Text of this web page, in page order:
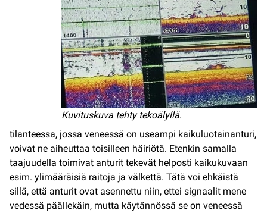
Kuvituskuva tehty tekoälyllä.
tilanteessa, jossa veneessä on useampi kaikuluotainanturi,
voivat ne aiheuttaa toisilleen häiriötä. Etenkin samalla
taajuudella toimivat anturit tekevät helposti kaikukuvaan
esim. ylimääräisiä raitoja ja välkettä. Tätä voi ehkäistä
sillä, että anturit ovat asennettu niin, ettei signaalit mene
vedessä päällekäin, mutta käytännössä se on veneessä